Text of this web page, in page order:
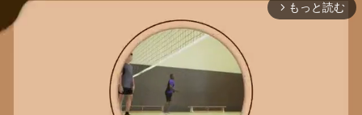
arrow_forward_ios もっと読む